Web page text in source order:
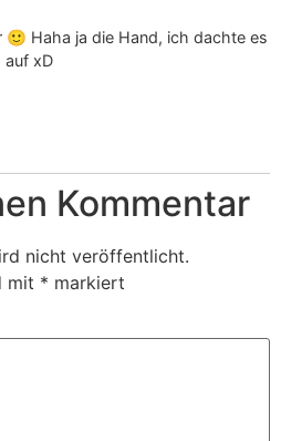
Haha ja die Hand, ich dachte es
auf xD
Kommentar
nicht veröffentlicht.
mit * markiert